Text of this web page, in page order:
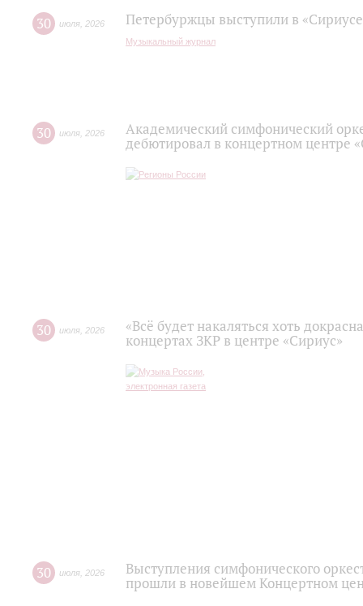
30 июля 2026 Петербуржцы выступили в
Музыкальный журнал
30 июля 2026
Академический симфонический
дебютировал в концертном центре
30 июля 2026
«Всё будет накаляться хоть
концертах ЗКР в центре «Сириус»
30 июля 2026
Выступления симфонического
прошли в новейшем Концертном